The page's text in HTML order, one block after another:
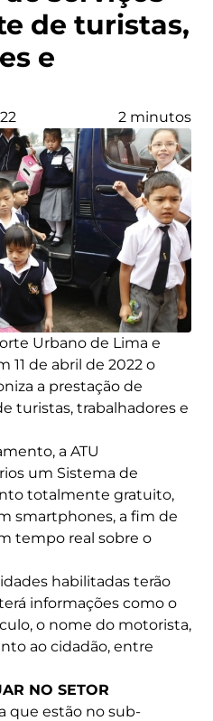
de turistas,
e
2 minutos
Urbano de Lima e
11 de abril de 2022 o
a prestação de
turistas, trabalhadores e
a ATU
um Sistema de
totalmente gratuito,
smartphones, a fim de
tempo real sobre o
habilitadas terão
informações como o
o nome do motorista,
ao cidadão, entre
NO SETOR
que estão no sub-